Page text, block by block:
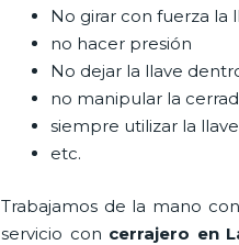
No girar con fuerza la
no hacer presión
No dejar la llave
no manipular la
siempre utilizar la
etc.
Trabajamos de la mano
servicio con cerrajero en